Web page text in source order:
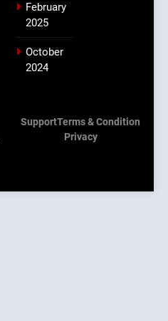
February
2025
October
2024
SupportTerms & Condition
Privacy